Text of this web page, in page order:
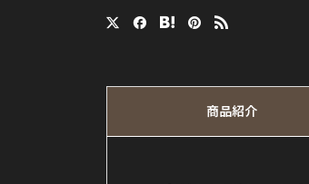
商品紹介